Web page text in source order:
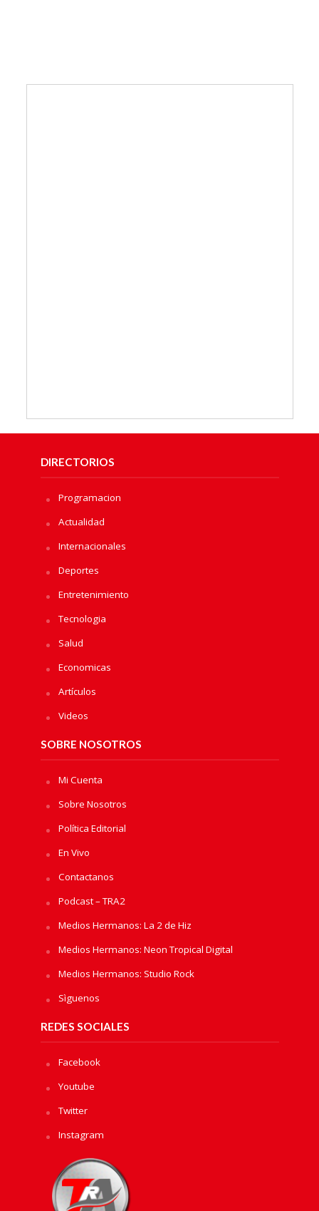
DIRECTORIOS
Programacion
Actualidad
Internacionales
Deportes
Entretenimiento
Tecnologia
Salud
Economicas
Artículos
Videos
SOBRE NOSOTROS
Mi Cuenta
Sobre Nosotros
Política Editorial
En Vivo
Contactanos
Podcast – TRA2
Medios Hermanos: La 2 de Hiz
Medios Hermanos: Neon Tropical Digital
Medios Hermanos: Studio Rock
Sìguenos
REDES SOCIALES
Facebook
Youtube
Twitter
Instagram